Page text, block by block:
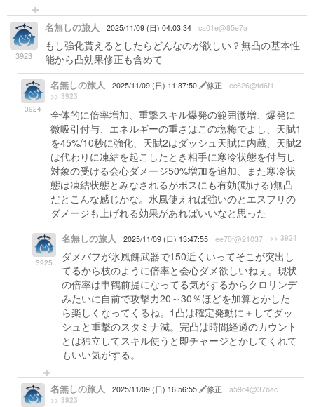
3923
名無しの旅人 2025/11/09 (日) 04:03:34 ca01e@85e7a
もし強化貰えるとしたらどんなのが欲しい？無凸の基本性
能から凸効果修正も含めて
3924
名無しの旅人 2025/11/09 (日) 11:37:50 修正 ec626@fd6f1
>> 3923
全体的に倍率増加、重撃スキル爆発の範囲微増、爆発に
微吸引付与、エネルギーの重さはこの塩梅でよし、天賦1
を45%/10秒に強化、天賦2はダッシュ天賦に内蔵、天賦2
は代わりに凍結を起こしたとき相手に寒冷状態を付与し
対象の受ける会心ダメージ50%増加を追加、また寒冷状
態は凍結状態とみなされるがボスにも有効(動ける)無凸
だとこんな感じかな。氷風使えれば強いのとエスフリの
ダメージも上げれる効果があればいいなと思った
3925
名無しの旅人 2025/11/09 (日) 13:47:55 ee70f@21037 >> 3924
ダメバフが氷風餅武器で150近くいってそこが突出し
てるから枝のように倍率と会心ダメ欲しいねぇ。現状
の倍率は申鶴前提になってる気がするからクロリンデ
みたいに自前で攻撃力20～30％ほどを加算とかした
ら楽しくなってくるね。1凸は確定発動に＋してダッ
シュと重撃のスタミナ減。完凸は時間経過のカウント
とは独立してスキル使うと即チャージとかしてくれて
もいい気がする。
名無しの旅人 2025/11/09 (日) 16:56:55 修正 a59c4@37bac
>> 3923